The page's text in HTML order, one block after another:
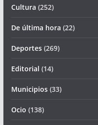
Cultura (252)
De última hora (22)
Deportes(269)
Editorial (14)
Municipios(33)
Ocio (138)